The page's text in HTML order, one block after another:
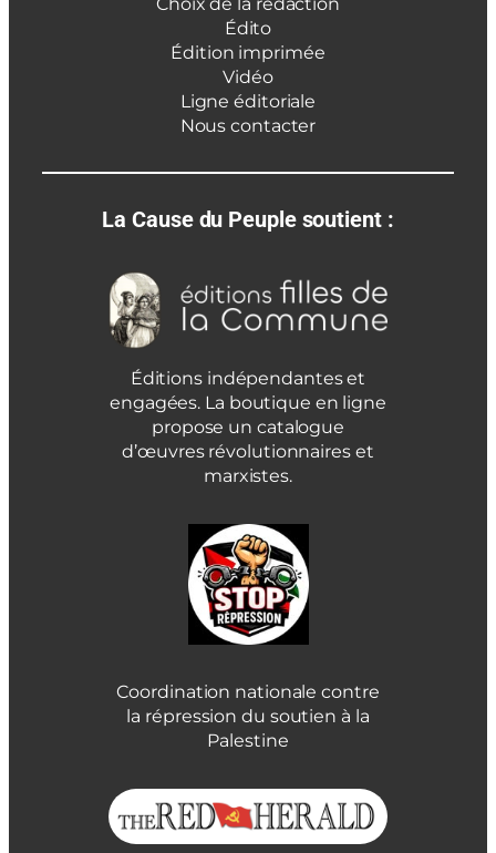
Choix de la rédaction
Édito
Édition imprimée
Vidéo
Ligne éditoriale
Nous contacter
La Cause du Peuple soutient :
Éditions indépendantes et
engagées. La boutique en ligne
propose un catalogue
d’œuvres révolutionnaires et
marxistes.
Coordination nationale contre
la répression du soutien à la
Palestine